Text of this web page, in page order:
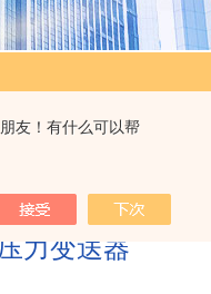
友！有什么可以帮
力变送器